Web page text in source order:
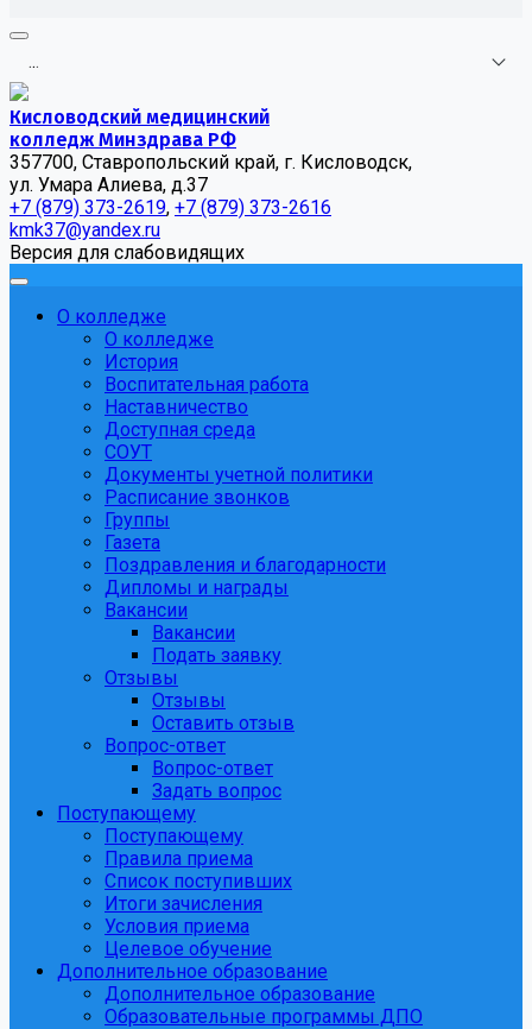
...
Кисловодский медицинский
колледж Минздрава РФ
357700, Ставропольский край, г. Кисловодск,
ул. Умара Алиева, д.37
+7 (879) 373-2619, +7 (879) 373-2616
kmk37@yandex.ru
Версия для слабовидящих
О колледже
О колледже
История
Воспитательная работа
Наставничество
Доступная среда
СОУТ
Документы учетной политики
Расписание звонков
Группы
Газета
Поздравления и благодарности
Дипломы и награды
Вакансии
Вакансии
Подать заявку
Отзывы
Отзывы
Оставить отзыв
Вопрос-ответ
Вопрос-ответ
Задать вопрос
Поступающему
Поступающему
Правила приема
Список поступивших
Итоги зачисления
Условия приема
Целевое обучение
Дополнительное образование
Дополнительное образование
Образовательные программы ДПО